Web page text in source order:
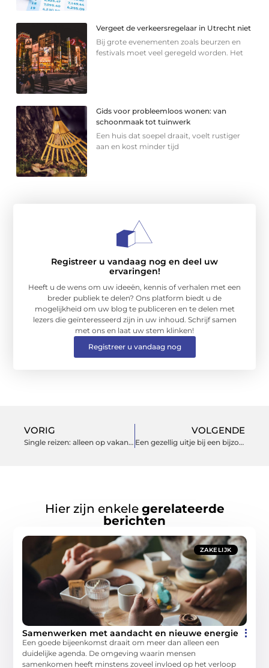
Vergeet de verkeersregelaar in Utrecht niet
Bij grote evenementen zoals beurzen en
festivals moet veel geregeld worden. Het
Gids voor probleemloos wonen: van
schoonmaak tot tuinwerk
Een huis dat soepel draait, voelt rustiger
aan en kost minder tijd
Registreer u vandaag nog en deel uw
ervaringen!
Heeft u de wens om uw ideeën, kennis of verhalen met een
breder publiek te delen? Ons platform biedt u de
mogelijkheid om uw blog te publiceren en te delen met
lezers die geïnteresseerd zijn in uw inhoud. Schrijf samen
met ons en laat uw stem klinken!
Registreer u vandaag nog
VORIG
Single reizen: alleen op vakantie, maar toch samen met de groep
VOLGENDE
Een gezellig uitje bij een bijzondere groepsaccommodatie
Hier zijn enkele gerelateerde
berichten
ZAKELIJK
Samenwerken met aandacht en nieuwe energie
Een goede bijeenkomst draait om meer dan alleen een
duidelijke agenda. De omgeving waarin mensen
samenkomen heeft minstens zoveel invloed op het verloop